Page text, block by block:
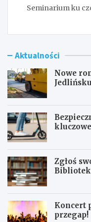
Seminarium ku
Aktualności
Nowe
Zgłoś
Koncert
przegap!